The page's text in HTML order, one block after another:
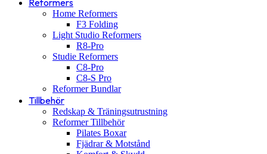
Reformers
Home Reformers
F3 Folding
Light Studio Reformers
R8-Pro
Studie Reformers
C8-Pro
C8-S Pro
Reformer Bundlar
Tillbehör
Redskap & Träningsutrustning
Reformer Tillbehör
Pilates Boxar
Fjädrar & Motstånd